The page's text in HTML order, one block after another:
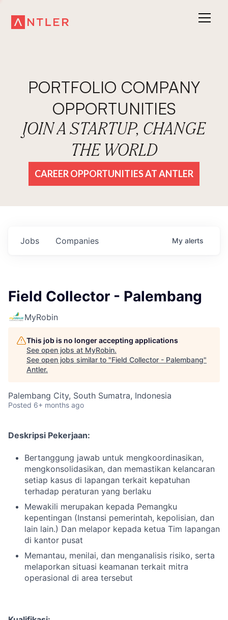
PORTFOLIO COMPANY
OPPORTUNITIES
JOIN A STARTUP, CHANGE
THE WORLD
CAREER OPPORTUNITIES AT ANTLER
Jobs Companies My alerts
Field Collector - Palembang
MyRobin
This job is no longer accepting applications
See open jobs at MyRobin.
See open jobs similar to "Field Collector - Palembang"
Antler.
Palembang City, South Sumatra, Indonesia
Posted 6+ months ago
Deskripsi Pekerjaan:
Bertanggung jawab untuk mengkoordinasikan,
mengkonsolidasikan, dan memastikan kelancaran
setiap kasus di lapangan terkait kepatuhan
terhadap peraturan yang berlaku
Mewakili merupakan kepada Pemangku
kepentingan (Instansi pemerintah, kepolisian, dan
lain lain.) Dan melapor kepada ketua Tim lapangan
di kantor pusat
Memantau, menilai, dan menganalisis risiko, serta
melaporkan situasi keamanan terkait mitra
operasional di area tersebut